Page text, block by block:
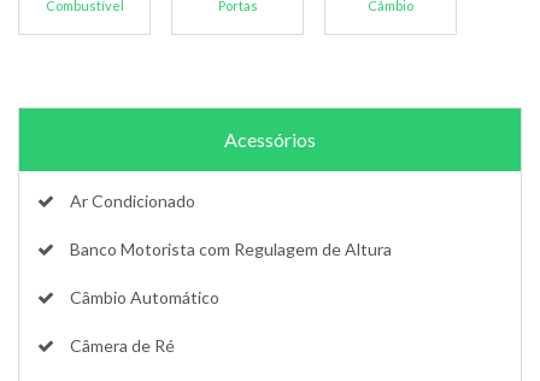
Combustível Portas Câmbio
Acessórios
Ar Condicionado
Banco Motorista com Regulagem de Altura
Câmbio Automático
Câmera de Ré